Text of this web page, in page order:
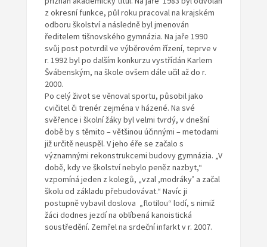
z okresní funkce, půl roku pracoval na krajském
odboru školství a následně byl jmenován
ředitelem tišnovského gymnázia. Na jaře 1990
svůj post potvrdil ve výběrovém řízení, teprve v
r. 1992 byl po dalším konkurzu vystřídán Karlem
Švábenským, na škole ovšem dále učil až do r.
2000.
Po celý život se věnoval sportu, působil jako
cvičitel či trenér zejména v házené. Na své
svěřence i školní žáky byl velmi tvrdý, v dnešní
době by s těmito – většinou účinnými – metodami
již určitě neuspěl. V jeho éře se začalo s
významnými rekonstrukcemi budovy gymnázia. „V
době, kdy ve školství nebylo peněz nazbyt,“
vzpomíná jeden z kolegů, „vzal ,modráky’ a začal
školu od základu přebudovávat.“ Navíc ji
postupně vybavil doslova „flotilou“ lodí, s nimiž
žáci dodnes jezdí na oblíbená kanoistická
soustředění. Zemřel na srdeční infarkt v r. 2007.